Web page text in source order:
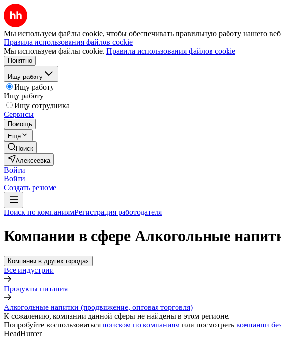
Мы используем файлы cookie, чтобы обеспечивать правильную работу нашего
Правила использования файлов cookie
Мы используем файлы cookie. Правила использования файлов cookie
Понятно
Ищу работу
Ищу работу
Ищу работу
Ищу сотрудника
Сервисы
Помощь
Ещё
Поиск
Алексеевка
Войти
Войти
Создать резюме
Поиск по компаниямРегистрация работодателя
Компании в сфере Алкогольные
Компании в других городах
Все индустрии
Продукты питания
Алкогольные напитки (продвижение, оптовая торговля)
К сожалению, компании данной сферы не найдены в этом регионе.
Попробуйте воспользоваться поиском по компаниям или посмотреть компании
HeadHunter